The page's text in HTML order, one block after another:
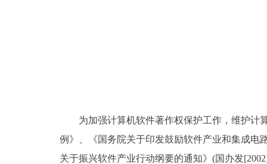
参与调查
为加强计算机软件著作权保护工作，维护计算
例》、《国务院关于印发鼓励软件产业和集成电
关于振兴软件产业行动纲要的通知》(国办发